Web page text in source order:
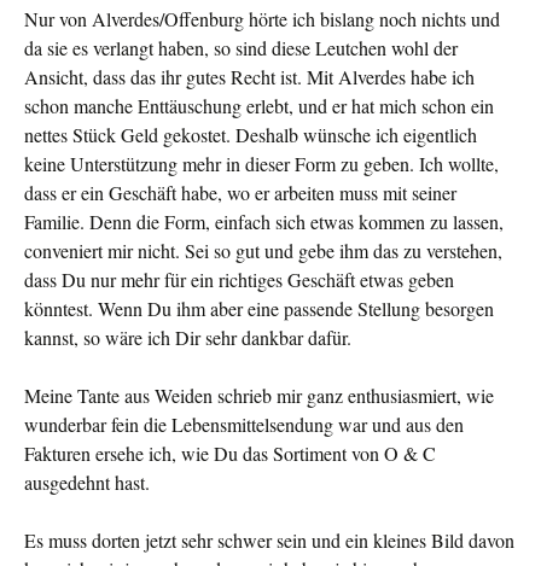
Nur von Alverdes/Offenburg hörte ich bislang noch nichts und
da sie es verlangt haben, so sind diese Leutchen wohl der
Ansicht, dass das ihr gutes Recht ist. Mit Alverdes habe ich
schon manche Enttäuschung erlebt, und er hat mich schon ein
nettes Stück Geld gekostet. Deshalb wünsche ich eigentlich
keine Unterstützung mehr in dieser Form zu geben. Ich wollte,
dass er ein Geschäft habe, wo er arbeiten muss mit seiner
Familie. Denn die Form, einfach sich etwas kommen zu lassen,
conveniert mir nicht. Sei so gut und gebe ihm das zu verstehen,
dass Du nur mehr für ein richtiges Geschäft etwas geben
könntest. Wenn Du ihm aber eine passende Stellung besorgen
kannst, so wäre ich Dir sehr dankbar dafür.
Meine Tante aus Weiden schrieb mir ganz enthusiasmiert, wie
wunderbar fein die Lebensmittelsendung war und aus den
Fakturen ersehe ich, wie Du das Sortiment von O & C
ausgedehnt hast.
Es muss dorten jetzt sehr schwer sein und ein kleines Bild davon